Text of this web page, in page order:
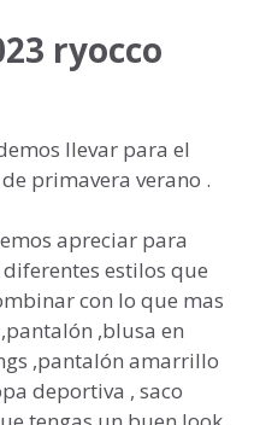
ryocco
llevar para el
primavera verano .
apreciar para
estilos que
con lo que mas
,blusa en
,pantalón amarrillo
deportiva , saco